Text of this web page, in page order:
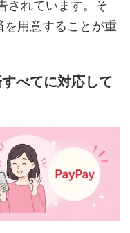
されています。そ
用意することが重
べてに対応して